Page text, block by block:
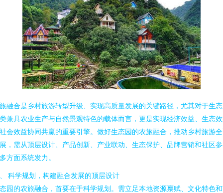
融合是乡村旅游转型升级、实现高质量发展的关键路径，尤其对于生
兼具农业生产与自然景观特色的载体而言，更是实现经济效益、生态
会效益协同共赢的重要引擎。做好生态园的农旅融合，推动乡村旅游
，需从顶层设计、产品创新、产业联动、生态保护、品牌营销和社区
方面系统发力。
科学规划，构建融合发展的顶层设计
园的农旅融合，首要在于科学规划。需立足本地资源禀赋、文化特色